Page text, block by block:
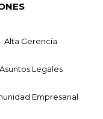
Alta Gerencia
Asuntos Legales
Empresarial